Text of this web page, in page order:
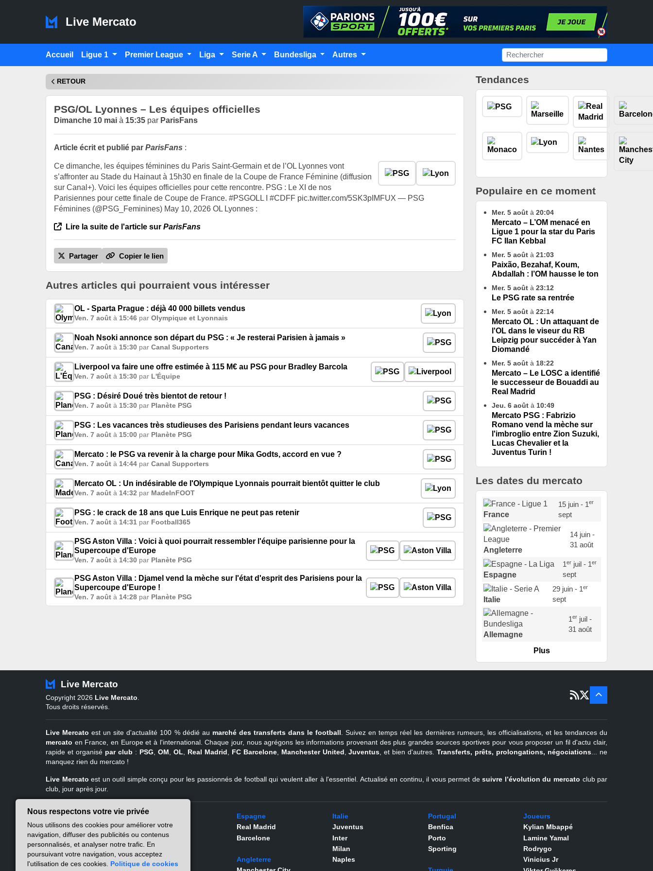
Live Mercato
Accueil Ligue 1 Premier League Liga Serie A Bundesliga Autres
RETOUR
PSG/OL Lyonnes – Les équipes officielles
Dimanche 10 mai à 15:35 par ParisFans
Article écrit et publié par ParisFans :
Ce dimanche, les équipes féminines du Paris Saint-Germain et de l’OL Lyonnes vont
s’affronter au Stade du Hainaut à 15h30 en finale de la Coupe de France Féminine (diffusion
sur Canal+). Voici les équipes officielles pour cette rencontre. PSG : Le XI de nos
Parisiennes pour cette finale de Coupe de France. #PSGOLL I #CDFF pic.twitter.com/5SK3pIMFUX — PSG
Féminines (@PSG_Feminines) May 10, 2026 OL Lyonnes :
Lire la suite de l'article sur ParisFans
Partager Copier le lien
Autres articles qui pourraient vous intéresser
OL - Sparta Prague : déjà 40 000 billets vendus
Ven. 7 août à 15:46 par Olympique et Lyonnais
Noah Nsoki annonce son départ du PSG : « Je resterai Parisien à jamais »
Ven. 7 août à 15:30 par Canal Supporters
Liverpool va faire une offre estimée à 115 M€ au PSG pour Bradley Barcola
Ven. 7 août à 15:30 par L'Équipe
PSG : Désiré Doué très bientot de retour !
Ven. 7 août à 15:30 par Planète PSG
PSG : Les vacances très studieuses des Parisiens pendant leurs vacances
Ven. 7 août à 15:00 par Planète PSG
Mercato : le PSG va revenir à la charge pour Mika Godts, accord en vue ?
Ven. 7 août à 14:44 par Canal Supporters
Mercato OL : Un indésirable de l'Olympique Lyonnais pourrait bientôt quitter le club
Ven. 7 août à 14:32 par MadeInFOOT
PSG : le crack de 18 ans que Luis Enrique ne peut pas retenir
Ven. 7 août à 14:31 par Football365
PSG Aston Villa : Voici à quoi pourrait ressembler l'équipe parisienne pour la
Supercoupe d'Europe
Ven. 7 août à 14:30 par Planète PSG
PSG Aston Villa : Djamel vend la mèche sur l'état d'esprit des Parisiens pour la
Supercoupe d'Europe !
Ven. 7 août à 14:28 par Planète PSG
Tendances
Populaire en ce moment
Mer. 5 août à 20:04
Mercato – L’OM menacé en
Ligue 1 pour la star du Paris
FC Ilan Kebbal
Mer. 5 août à 21:03
Paixão, Bezahaf, Koum,
Abdallah : l’OM hausse le ton
Mer. 5 août à 23:12
Le PSG rate sa rentrée
Mer. 5 août à 22:14
Mercato OL : Un attaquant de
l'OL dans le viseur du RB
Leipzig pour succéder à Yan
Diomandé
Mer. 5 août à 18:22
Mercato – Le LOSC a identifié
le successeur de Bouaddi au
Real Madrid
Jeu. 6 août à 10:49
Mercato PSG : Fabrizio
Romano vend la mèche sur
l'imbroglio entre Zion Suzuki,
Lucas Chevalier et la
Juventus Turin !
Les dates du mercato
France
15 juin - 1er
sept
Angleterre
14 juin -
31 août
Espagne
1erjuil - 1er
sept
Italie
29 juin - 1er
sept
Allemagne
1erjuil -
31 août
Portugal
15 sept
sept
Turquie
sept
Belgique
juil -
31 août
Plus
Live Mercato
Copyright 2026 Live Mercato.
Tous droits réservés.
Live Mercato est un site d'actualité 100 % dédié au marché des transferts dans le football. Suivez en temps réel les dernières rumeurs, les officialisations, et les tendances du
mercato en France, en Europe et à l'international. Chaque jour, nous agrégons les informations provenant des plus grandes sources sportives pour vous proposer un fil d'actu clair,
rapide et organisé par club : PSG, OM, OL, Real Madrid, FC Barcelone, Manchester United,Juventus, et bien d'autres.Transferts, prêts, prolongations, négociations... ne
manquez rien du mercato !
Live Mercato est un outil simple conçu pour les passionnés de football qui veulent aller à l'essentiel. Actualisé en continu, il vous permet desuivre l’évolution du mercato club par
club, jour après jour.
Live Mercato
A propos
Nous contacter
Mentions légales
Politique de
Ligue 1
PSG
Marseille
Lyon
Lille
Espagne
Real Madrid
Barcelone
Angleterre
Italie
Juventus
Inter
Milan
Naples
Portugal
Benfica
Porto
Sporting
Joueurs
Kylian Mbappé
Lamine Yamal
Rodrygo
Vinicius Jr
Nous respectons votre vie privée
Nous utilisons des cookies pour améliorer votre
navigation, diffuser des publicités ou contenus
personnalisés, et analyser notre trafic. En
poursuivant votre navigation, vous acceptez
l'utilisation de ces cookies. Politique de cookies